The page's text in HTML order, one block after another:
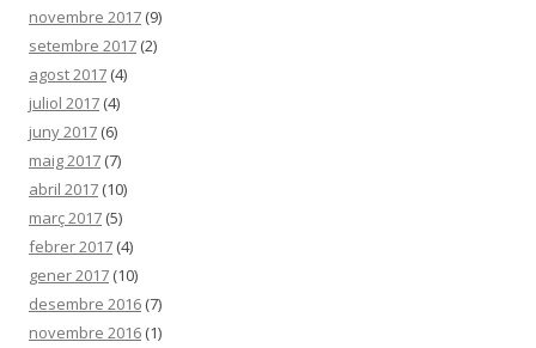
novembre 2017 (9)
setembre 2017 (2)
agost 2017 (4)
juliol 2017 (4)
juny 2017 (6)
maig 2017 (7)
abril 2017 (10)
març 2017 (5)
febrer 2017 (4)
gener 2017 (10)
desembre 2016 (7)
novembre 2016 (1)